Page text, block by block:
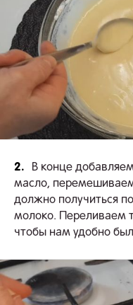
2.
В конце
масло,
должно получиться
молоко. Переливаем
чтобы нам удобно